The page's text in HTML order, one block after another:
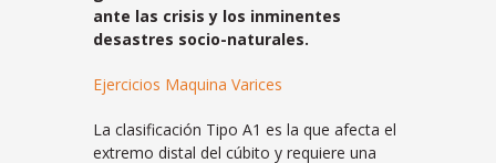
ante las crisis y los inminentes
desastres socio-naturales.
Ejercicios Maquina Varices
La clasificación Tipo A1 es la que afecta el
extremo distal del cúbito y requiere una